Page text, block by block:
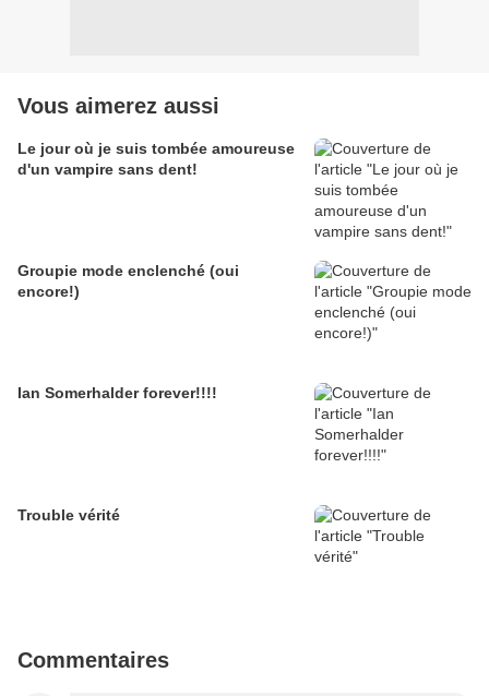
Vous aimerez aussi
Le jour où je suis tombée amoureuse
d'un vampire sans dent!
Groupie mode enclenché (oui
encore!)
Ian Somerhalder forever!!!!
Trouble vérité
Commentaires